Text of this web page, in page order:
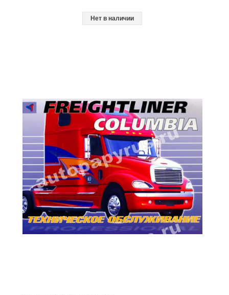
Нет в наличии